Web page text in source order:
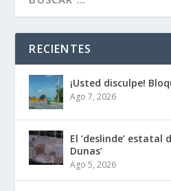
RECIENTES
¡Usted disculpe!
Ago 7, 2026
El ‘deslinde’ estatal
Dunas’
Ago 5, 2026